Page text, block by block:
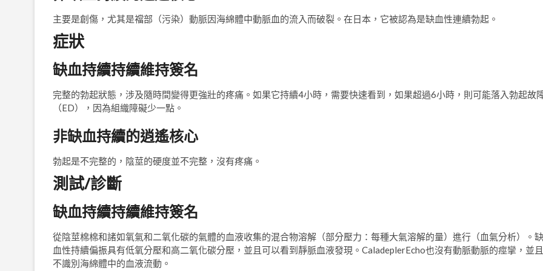
主要是創傷，尤其是襠部（污染）動脈因海綿體中動脈血的流入而破裂。在日本，它被認為是缺血性連續勃起。
症狀
缺血持續持續維持簽名
完整的勃起狀態，涉及隨時間變得更強壯的疼痛。如果它持續4小時，需要快速看到，如果超過6小時，則可能落入勃起故
（ED），因為組織障礙少一點。
非缺血持續的逍遙核心
勃起是不完整的，陰莖的硬度並不完整，沒有疼痛。
測試/診斷
缺血持續持續維持簽名
從陰莖棉棉和諸如氧氣和二氧化碳的氣體的血液收集的混合物溶解（部分壓力：每種大氣溶解的量）進行（血氣分析）。缺
血性持續偏振具有低氧分壓和高二氧化碳分壓，並且可以看到靜脈血液發現。CaladeplerEcho也沒有動脈動脈的痙攣，並且
不識別海綿體中的血液流動。